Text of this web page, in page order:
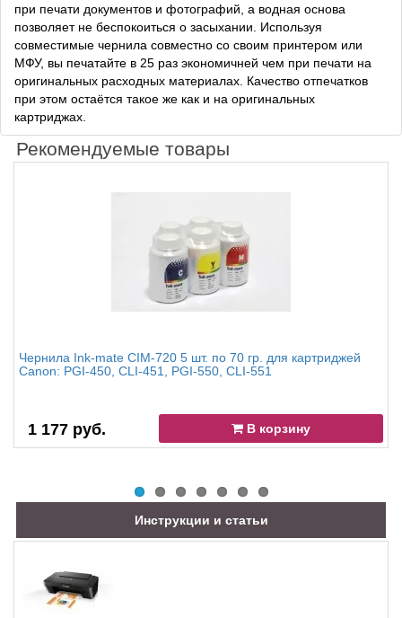
при печати документов и фотографий, а водная основа
позволяет не беспокоиться о засыхании. Используя
совместимые чернила совместно со своим принтером или
МФУ, вы печатайте в 25 раз экономичней чем при печати на
оригинальных расходных материалах. Качество отпечатков
при этом остаётся такое же как и на оригинальных
картриджах.
Рекомендуемые товары
Чернила Ink-mate CIM-720 5 шт. по 70 гр. для картриджей
Canon: PGI-450, CLI-451, PGI-550, CLI-551
1 177 руб. В корзину
Инструкции и статьи